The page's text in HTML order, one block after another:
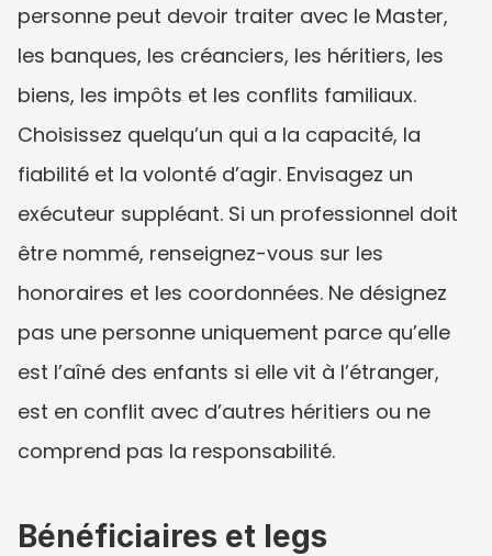
personne peut devoir traiter avec le Master,
les banques, les créanciers, les héritiers, les
biens, les impôts et les conflits familiaux.
Choisissez quelqu’un qui a la capacité, la
fiabilité et la volonté d’agir. Envisagez un
exécuteur suppléant. Si un professionnel doit
être nommé, renseignez-vous sur les
honoraires et les coordonnées. Ne désignez
pas une personne uniquement parce qu’elle
est l’aîné des enfants si elle vit à l’étranger,
est en conflit avec d’autres héritiers ou ne
comprend pas la responsabilité.
Bénéficiaires et legs